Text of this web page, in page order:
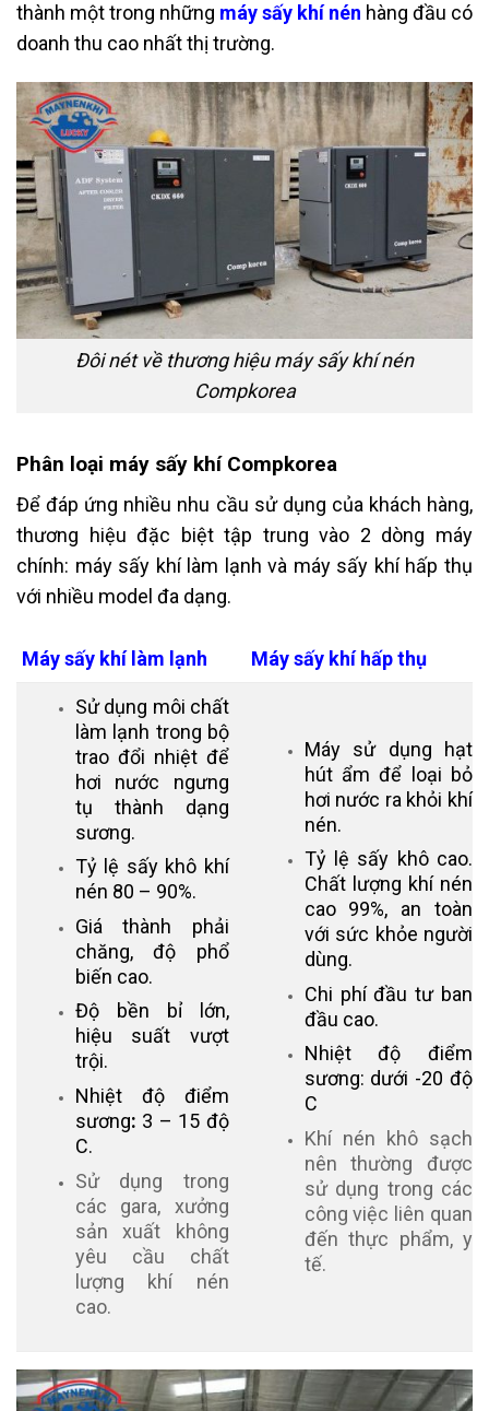
thành một trong những máy sấy khí nén hàng đầu có
doanh thu cao nhất thị trường.
Đôi nét về thương hiệu máy sấy khí nén
Compkorea
Phân loại máy sấy khí Compkorea
Để đáp ứng nhiều nhu cầu sử dụng của khách hàng,
thương hiệu đặc biệt tập trung vào 2 dòng máy
chính: máy sấy khí làm lạnh và máy sấy khí hấp thụ
với nhiều model đa dạng.
Máy sấy khí làm lạnh Máy sấy khí hấp thụ
Sử dụng môi chất
làm lạnh trong bộ
trao đổi nhiệt để
hơi nước ngưng
tụ thành dạng
sương.
Tỷ lệ sấy khô khí
nén 80 – 90%.
Giá thành phải
chăng, độ phổ
biến cao.
Độ bền bỉ lớn,
hiệu suất vượt
trội.
Nhiệt độ điểm
sương: 3 – 15 độ
C.
Sử dụng trong
các gara, xưởng
sản xuất không
yêu cầu chất
lượng khí nén
cao.
Máy sử dụng hạt
hút ẩm để loại bỏ
hơi nước ra khỏi khí
nén.
Tỷ lệ sấy khô cao.
Chất lượng khí nén
cao 99%, an toàn
với sức khỏe người
dùng.
Chi phí đầu tư ban
đầu cao.
Nhiệt độ điểm
sương: dưới -20 độ
C
Khí nén khô sạch
nên thường được
sử dụng trong các
công việc liên quan
đến thực phẩm, y
tế.